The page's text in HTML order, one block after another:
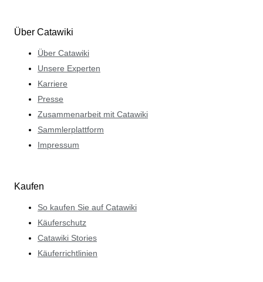
Über Catawiki
Über Catawiki
Unsere Experten
Karriere
Presse
Zusammenarbeit mit Catawiki
Sammlerplattform
Impressum
Kaufen
So kaufen Sie auf Catawiki
Käuferschutz
Catawiki Stories
Käuferrichtlinien